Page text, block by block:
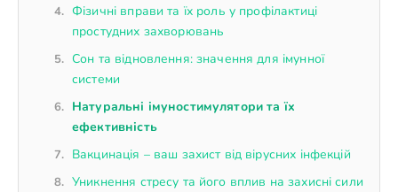
Фізичні вправи та їх роль у профілактиці
простудних захворювань
Сон та відновлення: значення для імунної
системи
Натуральні імуностимулятори та їх
ефективність
Вакцинація – ваш захист від вірусних інфекцій
Уникнення стресу та його вплив на захисні сили